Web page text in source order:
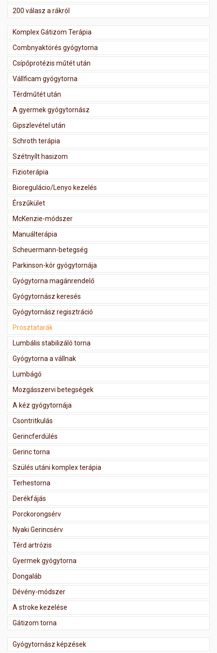
200 válasz a rákról
Komplex Gátizom Terápia
Combnyaktörés gyógytorna
Csípőprotézis műtét után
Vállficam gyógytorna
Térdműtét után
A gyermek gyógytornász
Gipszlevétel után
Schroth terápia
Szétnyílt hasizom
Fizioterápia
Bioregulácio/Lenyo kezelés
Érszűkület
McKenzie-módszer
Manuálterápia
Scheuermann-betegség
Parkinson-kór gyógytornája
Gyógytorna magánrendelő
Gyógytornász keresés
Gyógytornász regisztráció
Prosztatarák
Lumbális stabilizáló torna
Gyógytorna a vállnak
Lumbágó
Mozgásszervi betegségek
A kéz gyógytornája
Csontritkulás
Gerincferdülés
Gerinc torna
Szülés utáni komplex terápia
Terhestorna
Derékfájás
Porckorongsérv
Nyaki Gerincsérv
Térd artrózis
Gyermek gyógytorna
Dongaláb
Dévény-módszer
A stroke kezelése
Gátizom torna
Gyógytornász képzések